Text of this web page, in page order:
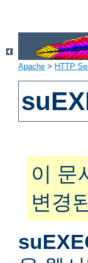
Apache > HTTP
이 문
변경